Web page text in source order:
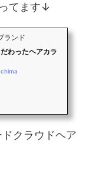
てます↓
ランド
わったヘアカラ
クラウドヘア